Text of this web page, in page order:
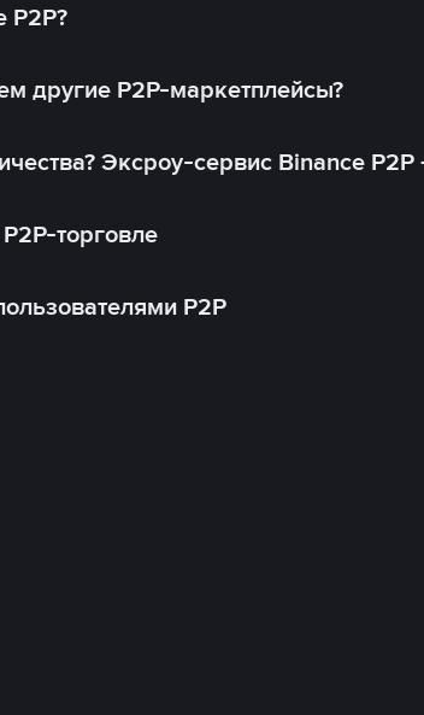
P2P?
другие P2P-маркетплейсы?
Эксроу-сервис Binance
торговле
P2P